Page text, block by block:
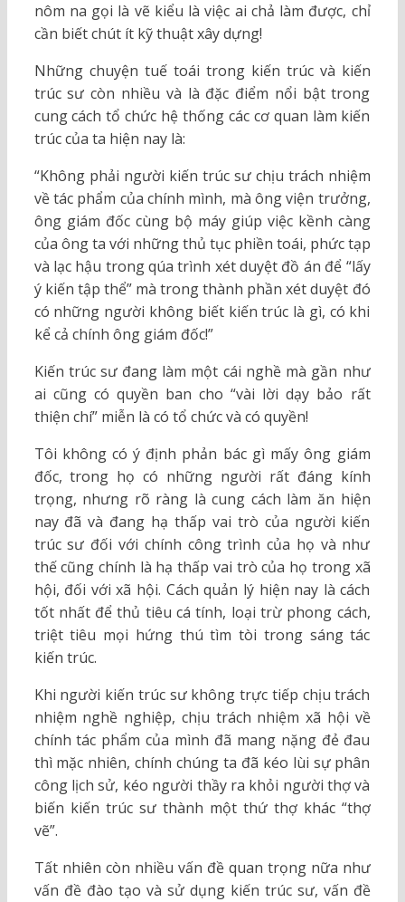
nôm na gọi là vẽ kiểu là việc ai chả làm được, chỉ
cần biết chút ít kỹ thuật xây dựng!
Những chuyện tuế toái trong kiến trúc và kiến
trúc sư còn nhiều và là đặc điểm nổi bật trong
cung cách tổ chức hệ thống các cơ quan làm kiến
trúc của ta hiện nay là:
“Không phải người kiến trúc sư chịu trách nhiệm
về tác phẩm của chính mình, mà ông viện trưởng,
ông giám đốc cùng bộ máy giúp việc kềnh càng
của ông ta với những thủ tục phiền toái, phức tạp
và lạc hậu trong qúa trình xét duyệt đồ án để “lấy
ý kiến tập thể” mà trong thành phần xét duyệt đó
có những người không biết kiến trúc là gì, có khi
kể cả chính ông giám đốc!”
Kiến trúc sư đang làm một cái nghề mà gần như
ai cũng có quyền ban cho “vài lời dạy bảo rất
thiện chí” miễn là có tổ chức và có quyền!
Tôi không có ý định phản bác gì mấy ông giám
đốc, trong họ có những người rất đáng kính
trọng, nhưng rõ ràng là cung cách làm ăn hiện
nay đã và đang hạ thấp vai trò của người kiến
trúc sư đối với chính công trình của họ và như
thế cũng chính là hạ thấp vai trò của họ trong xã
hội, đối với xã hội. Cách quản lý hiện nay là cách
tốt nhất để thủ tiêu cá tính, loại trừ phong cách,
triệt tiêu mọi hứng thú tìm tòi trong sáng tác
kiến trúc.
Khi người kiến trúc sư không trực tiếp chịu trách
nhiệm nghề nghiệp, chịu trách nhiệm xã hội về
chính tác phẩm của mình đã mang nặng đẻ đau
thì mặc nhiên, chính chúng ta đã kéo lùi sự phân
công lịch sử, kéo người thầy ra khỏi người thợ và
biến kiến trúc sư thành một thứ thợ khác “thợ
vẽ”.
Tất nhiên còn nhiều vấn đề quan trọng nữa như
vấn đề đào tạo và sử dụng kiến trúc sư, vấn đề